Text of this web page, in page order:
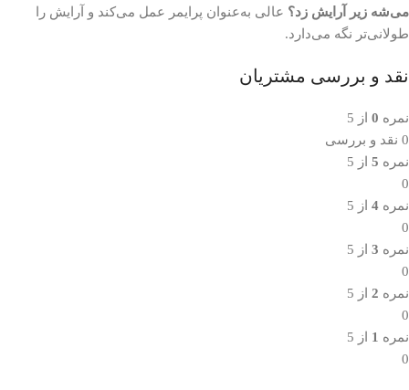
می‌شه زیر آرایش زد؟ عالی به‌عنوان پرایمر عمل می‌کند و آرایش را
طولانی‌تر نگه می‌دارد.
نقد و بررسی مشتریان
نمره 0 از 5
0 نقد و بررسی
نمره 5 از 5
0
نمره 4 از 5
0
نمره 3 از 5
0
نمره 2 از 5
0
نمره 1 از 5
0